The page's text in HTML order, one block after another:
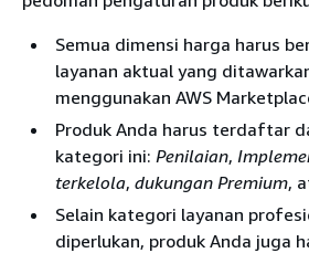
Semua dimensi harga harus
layanan aktual yang
menggunakan AWS
Produk Anda harus terdaftar
kategori ini: Penilaian,
terkelola, dukungan Premium,
Selain kategori layanan
diperlukan, produk Anda juga